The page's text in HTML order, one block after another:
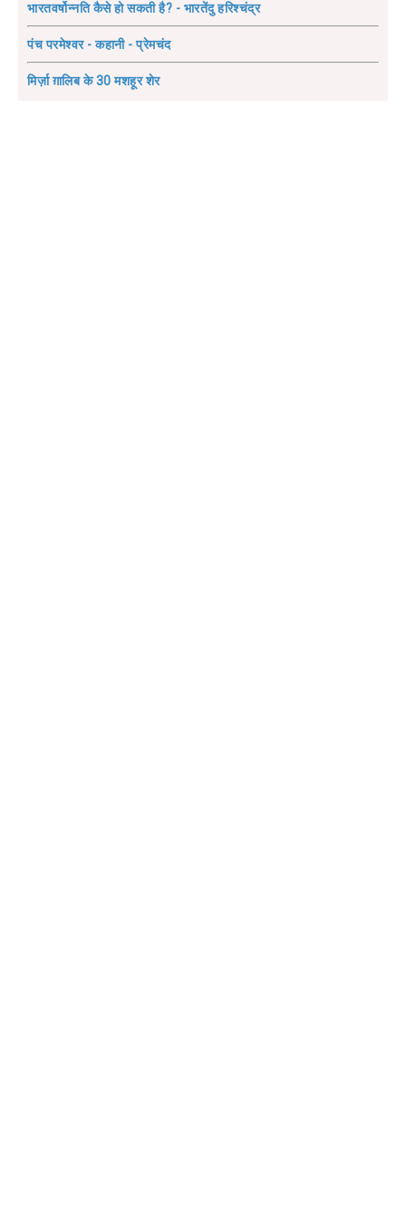
भारतवर्षोन्नति कैसे हो सकती है? - भारतेंदु हरिश्चंद्र
पंच परमेश्वर - कहानी - प्रेमचंद
मिर्ज़ा ग़ालिब के 30 मशहूर शेर